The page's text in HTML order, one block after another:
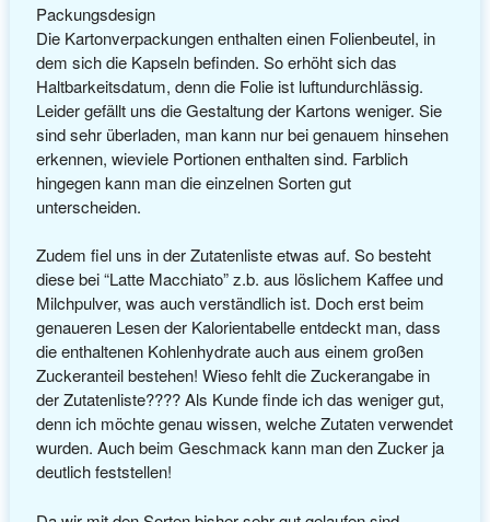
Packungsdesign
Die Kartonverpackungen enthalten einen Folienbeutel, in
dem sich die Kapseln befinden. So erhöht sich das
Haltbarkeitsdatum, denn die Folie ist luftundurchlässig.
Leider gefällt uns die Gestaltung der Kartons weniger. Sie
sind sehr überladen, man kann nur bei genauem hinsehen
erkennen, wieviele Portionen enthalten sind. Farblich
hingegen kann man die einzelnen Sorten gut
unterscheiden.
Zudem fiel uns in der Zutatenliste etwas auf. So besteht
diese bei “Latte Macchiato” z.b. aus löslichem Kaffee und
Milchpulver, was auch verständlich ist. Doch erst beim
genaueren Lesen der Kalorientabelle entdeckt man, dass
die enthaltenen Kohlenhydrate auch aus einem großen
Zuckeranteil bestehen! Wieso fehlt die Zuckerangabe in
der Zutatenliste???? Als Kunde finde ich das weniger gut,
denn ich möchte genau wissen, welche Zutaten verwendet
wurden. Auch beim Geschmack kann man den Zucker ja
deutlich feststellen!